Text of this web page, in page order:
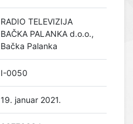
RADIO TELEVIZIJA
BAČKA PALANKA d.o.o.,
Bačka Palanka
I-0050
19. januar 2021.